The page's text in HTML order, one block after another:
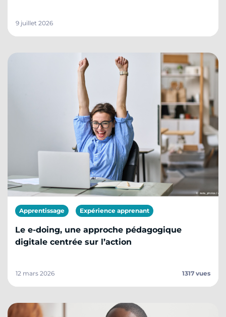
9 juillet 2026
Apprentissage Expérience apprenant
Le e-doing, une approche pédagogique
digitale centrée sur l’action
12 mars 2026 1317 vues